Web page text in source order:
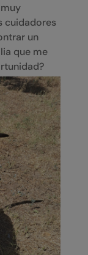
cuidadores
un
que me